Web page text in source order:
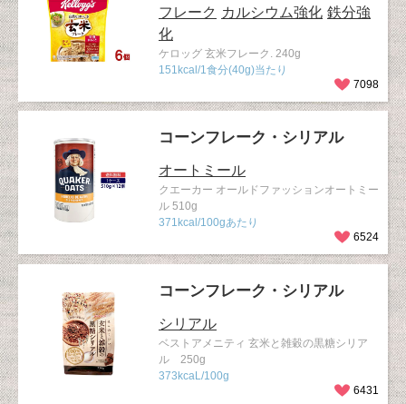
フレーク カルシウム強化 鉄分強
化
ケロッグ 玄米フレーク. 240g
151kcal/1食分(40g)当たり
7098
コーンフレーク・シリアル
オートミール
クエーカー オールドファッションオートミー
ル 510g
371kcal/100gあたり
6524
コーンフレーク・シリアル
シリアル
ベストアメニティ 玄米と雑穀の黒糖シリア
ル 250g
373kcaL/100g
6431